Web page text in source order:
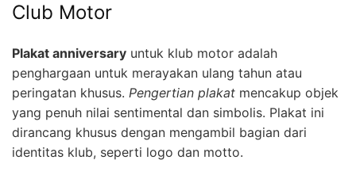
Club Motor
Plakat anniversary untuk klub motor adalah
penghargaan untuk merayakan ulang tahun atau
peringatan khusus. Pengertian plakat mencakup objek
yang penuh nilai sentimental dan simbolis. Plakat ini
dirancang khusus dengan mengambil bagian dari
identitas klub, seperti logo dan motto.